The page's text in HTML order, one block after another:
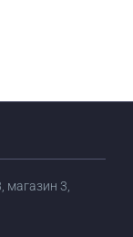
магазин 3,